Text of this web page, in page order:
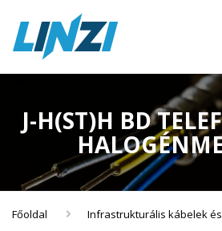
J-H(ST)H BD
Főoldal
Infrastrukturális kábelek